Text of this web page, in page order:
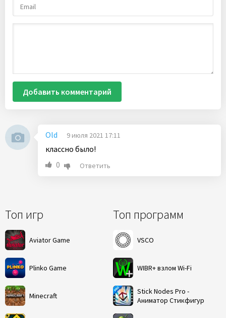
Топ игр
Aviator Game
Plinko Game
Minecraft
Топ программ
VSCO
WIBR+ взлом Wi-Fi
Stick Nodes Pro -
Аниматор Стикфигур
Добавить комментарий
Old 9 июля 2021 17:11
классно было!
0
Ответить